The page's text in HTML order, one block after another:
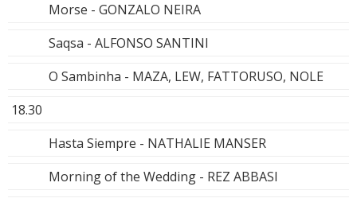
Morse - GONZALO NEIRA
Saqsa - ALFONSO SANTINI
O Sambinha - MAZA, LEW, FATTORUSO, NOLE
18.30
Hasta Siempre - NATHALIE MANSER
Morning of the Wedding - REZ ABBASI